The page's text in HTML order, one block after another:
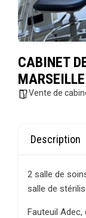
CABINET
Vente de
Description
2 salle de
salle de
Fauteuil Adec,